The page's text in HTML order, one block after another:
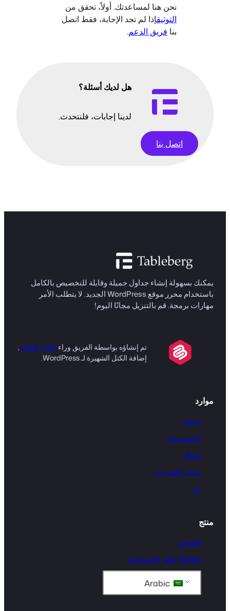
نحن هنا لمساعدتك. أولاً، تحقق من
التوثيقإذا لم تجد الإجابة، فقط اتصل
بنا فريق الدعم.
هل لديك أسئلة؟
لدينا إجابات، فلنتحدث.
اتصل بنا
يمكنك بسهولة إنشاء جداول جميلة وقابلة للتخصيص بالكامل
باستخدام محرر موقع WordPress الجديد. لا يتطلب الأمر
مهارات برمجة. قم بالتنزيل مجانًا اليوم!
تم إنشاؤه بواسطة الفريق وراء الكتل النهائية,
إضافة الكتل الشهيرة لـ WordPress.
موارد
مدونة
المستندات
اتصال
سجل التغييرات
عن
منتج
التسعير
Tables جاهز الاستخدام
Arabic